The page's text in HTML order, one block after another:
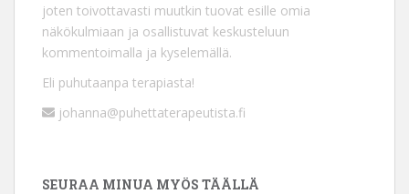
joten toivottavasti muutkin tuovat esille omia
näkökulmiaan ja osallistuvat keskusteluun
kommentoimalla ja kyselemällä.
Eli puhutaanpa terapiasta!
johanna@puhettaterapeutista.fi
SEURAA MINUA MYÖS TÄÄLLÄ